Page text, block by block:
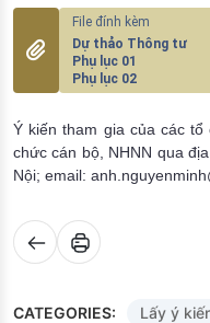
Dự thảo Thông tư
Phụ lục 01
Phụ lục 02
Ý kiến tham gia của các
chức cán bộ, NHNN qua
Nội; email:
CATEGORIES: Lấy ý